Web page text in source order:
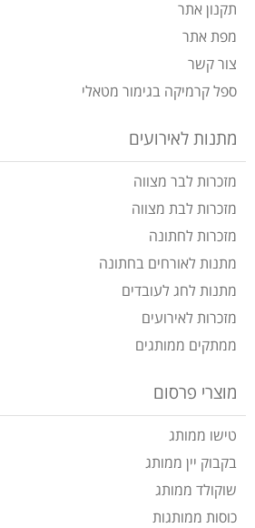
תקנון אתר
מפת אתר
צור קשר
ספל קרמיקה בגימור מטאלי
מתנות לאירועים
מזכרות לבר מצווה
מזכרות לבת מצווה
מזכרות לחתונה
מתנות לאורחים בחתונה
מתנות לחג לעובדים
מזכרות לאירועים
ממתקים ממותגים
מוצרי פרסום
טישו ממותג
בקבוק יין ממותג
שוקולד ממותג
כוסות ממותגות